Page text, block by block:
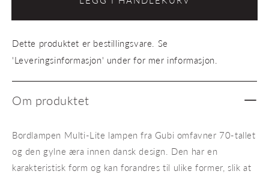
Lite
lamp
hvit/krom
Lite
Dette produktet er bestillingsvare. Se
'Leveringsinformasjon' under for mer informasjon.
Om produktet
Bordlampen Multi-Lite lampen fra Gubi omfavner 70-tallet
og den gylne æra innen dansk design. Den har en
karakteristisk form og kan forandres til ulike former, slik at